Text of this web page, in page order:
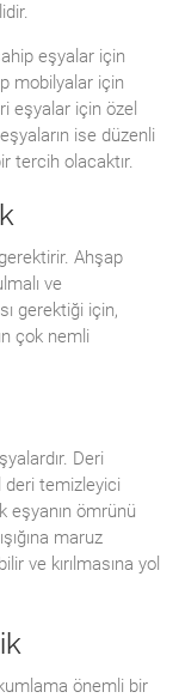
eşyalar için
mobilyalar için
eşyalar için özel
ise düzenli
tercih olacaktır.
Ahşap
ve
gerektiği için,
çok nemli
Deri
deri temizleyici
eşyanın ömrünü
maruz
ve kırılmasına yol
önemli bir